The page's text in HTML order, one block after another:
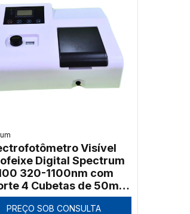
Visível
Digital Spectrum
320-1100nm com
4 Cubetas de 50mm
PC
PREÇO SOB CONSULTA